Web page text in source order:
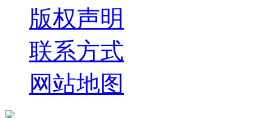
版权声明
联系方式
网站地图